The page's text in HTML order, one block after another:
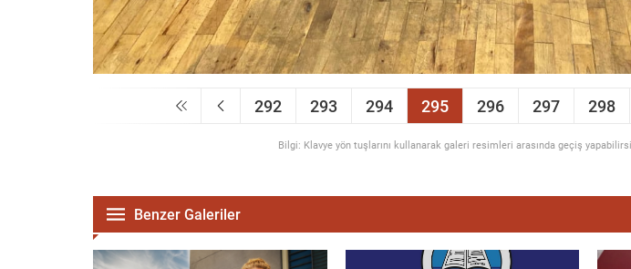
292 293 294 295 296 297 298
Bilgi: Klavye yön tuşlarını kullanarak galeri resimleri arasında geçiş
Benzer Galeriler